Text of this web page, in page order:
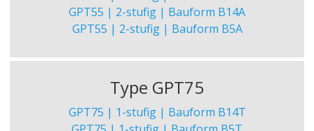
GPT55 | 2-stufig | Bauform B14A
GPT55 | 2-stufig | Bauform B5A
Type GPT75
GPT75 | 1-stufig | Bauform B14T